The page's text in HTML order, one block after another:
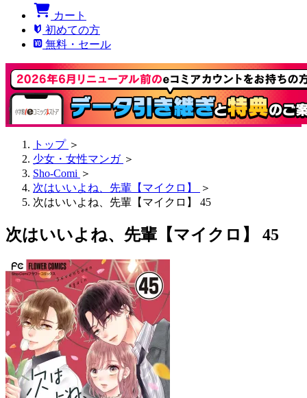
カート
初めての方
無料・セール
トップ ＞
少女・女性マンガ ＞
Sho-Comi ＞
次はいいよね、先輩【マイクロ】
＞
次はいいよね、先輩【マイクロ】 45
次はいいよね、先輩【マイクロ】 45